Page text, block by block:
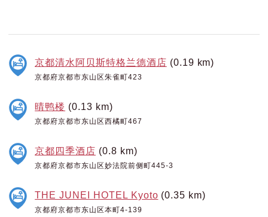
京都清水阿贝斯特格兰德酒店 (0.19 km)
京都府京都市东山区朱雀町423
晴鸭楼 (0.13 km)
京都府京都市东山区西橘町467
京都四季酒店 (0.8 km)
京都府京都市东山区妙法院前侧町445-3
THE JUNEI HOTEL Kyoto (0.35 km)
京都府京都市东山区本町4-139